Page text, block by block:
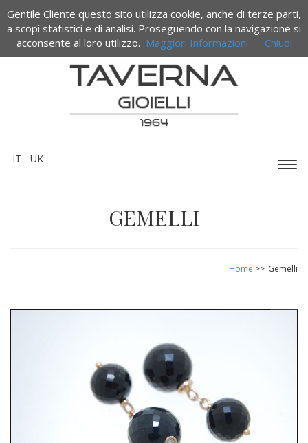
IT - UK
Termini e condizioni di vendita
GEMELLI
Gemelli
Home >>
Gentile Cliente questo sito utilizza cookie, anche di terze parti,
a scopi statistici e di analisi. Proseguendo con la navigazione si
acconsente al loro utilizzo. Maggiori Informazioni Chiudi